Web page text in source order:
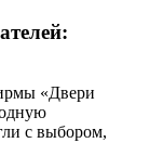
«Двери
с выбором,